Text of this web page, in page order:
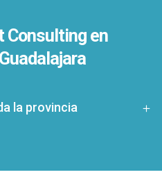
Consulting en
la provincia